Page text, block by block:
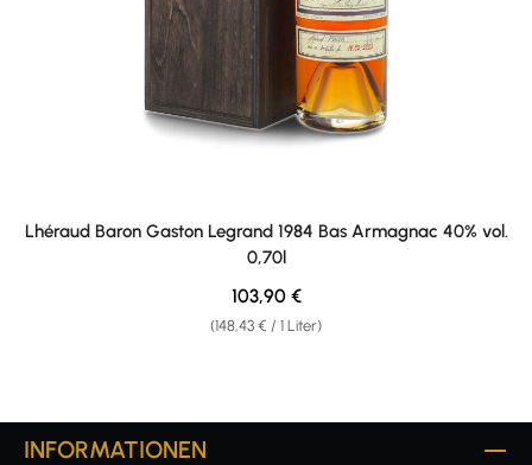
Lhéraud Baron Gaston Legrand 1984 Bas Armagnac 40% vol.
0,70l
(148,43 € / 1 Liter)
Regulärer Preis:
103,90 €
INFORMATIONEN